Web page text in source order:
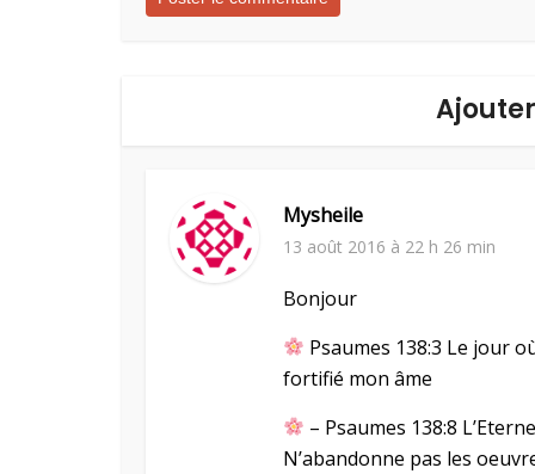
Mysheile
13 août 2016 à 22 h 26 min
Bonjour
Psaumes 138:3 Le jour
fortifié mon âme
– Psaumes 138:8
N’abandonne pas les